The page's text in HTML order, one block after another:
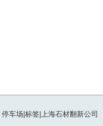
| 停车场|标签|上海石材翻新公司